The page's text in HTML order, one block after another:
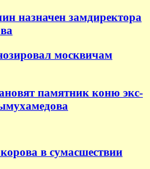
назначен замдиректора
москвичам
памятник коню экс-
в сумасшествии